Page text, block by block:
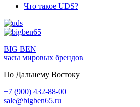
Что такое UDS?
BIG BEN
часы мировых брендов
По Дальнему Востоку
+7 (900) 432-88-00
sale@bigben65.ru